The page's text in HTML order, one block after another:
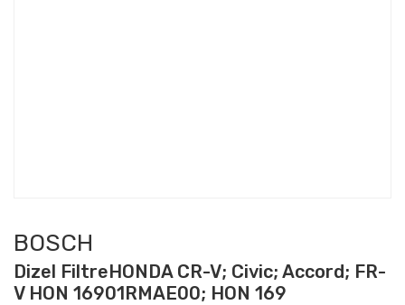
BOSCH
Dizel FiltreHONDA CR-V; Civic; Accord; FR-
V HON 16901RMAE00; HON 169